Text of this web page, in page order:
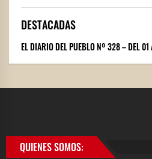
DESTACADAS
EL DIARIO DEL PUEBLO Nº 328 – DEL
QUIENES SOMOS: